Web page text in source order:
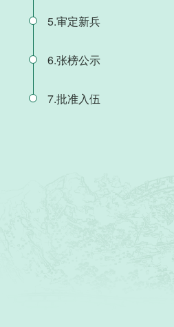
5.审定新兵
6.张榜公示
7.批准入伍